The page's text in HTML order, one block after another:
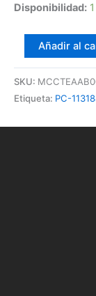
Disponibilidad:
Añadir al
SKU:
Etiqueta: PC-